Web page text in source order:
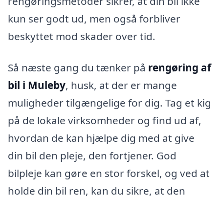
kun ser godt ud, men også forbliver
beskyttet mod skader over tid.
Så næste gang du tænker på rengøring af
bil i Muleby, husk, at der er mange
muligheder tilgængelige for dig. Tag et kig
på de lokale virksomheder og find ud af,
hvordan de kan hjælpe dig med at give
din bil den pleje, den fortjener. God
bilpleje kan gøre en stor forskel, og ved at
holde din bil ren, kan du sikre, at den